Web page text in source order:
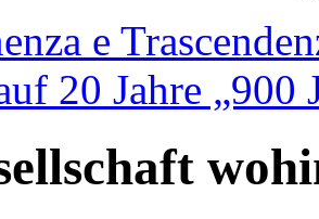
e
20 Jahre „900